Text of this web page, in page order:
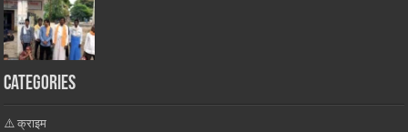
Categories
⚠️ क्राइम